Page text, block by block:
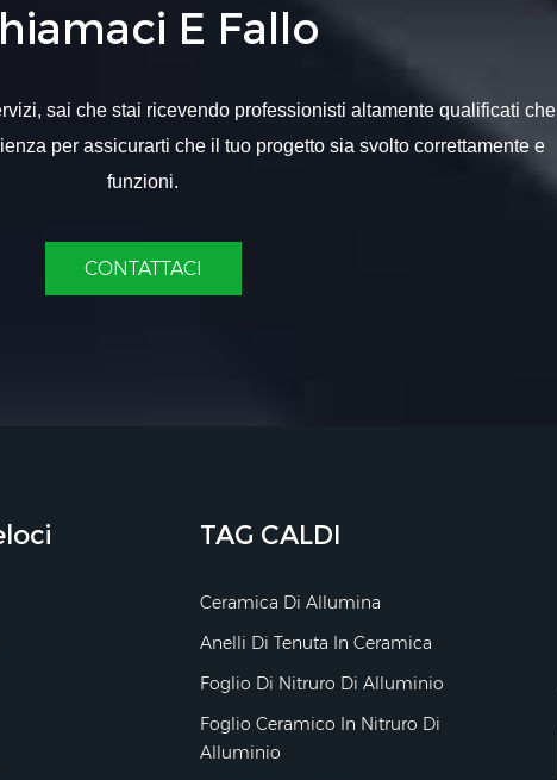
E Fallo
sai che stai ricevendo professionisti altamente qualificati che
per assicurarti che il tuo progetto sia svolto correttamente e
funzioni.
CONTATTACI
TAG CALDI
Ceramica Di Allumina
Anelli Di Tenuta In Ceramica
Foglio Di Nitruro Di Alluminio
Foglio Ceramico In Nitruro Di
Alluminio